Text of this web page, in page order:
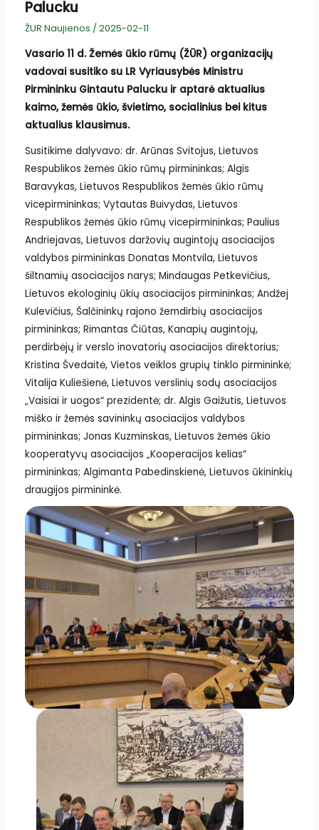
Palucku
ŽUR Naujienos / 2025-02-11
Vasario 11 d. Žemės ūkio rūmų (ŽŪR) organizacijų
vadovai susitiko su LR Vyriausybės Ministru
Pirmininku Gintautu Palucku ir aptarė aktualius
kaimo, žemės ūkio, švietimo, socialinius bei kitus
aktualius klausimus.
Susitikime dalyvavo: dr. Arūnas Svitojus, Lietuvos
Respublikos žemės ūkio rūmų pirmininkas; Algis
Baravykas, Lietuvos Respublikos žemės ūkio rūmų
vicepirmininkas; Vytautas Buivydas, Lietuvos
Respublikos žemės ūkio rūmų vicepirmininkas; Paulius
Andriejavas, Lietuvos daržovių augintojų asociacijos
valdybos pirmininkas Donatas Montvila, Lietuvos
šiltnamių asociacijos narys; Mindaugas Petkevičius,
Lietuvos ekologinių ūkių asociacijos pirmininkas; Andžej
Kulevičius, Šalčininkų rajono žemdirbių asociacijos
pirmininkas; Rimantas Čiūtas, Kanapių augintojų,
perdirbėjų ir verslo inovatorių asociacijos direktorius;
Kristina Švedaitė, Vietos veiklos grupių tinklo pirmininkė;
Vitalija Kuliešienė, Lietuvos verslinių sodų asociacijos
„Vaisiai ir uogos“ prezidentė; dr. Algis Gaižutis, Lietuvos
miško ir žemės savininkų asociacijos valdybos
pirmininkas; Jonas Kuzminskas, Lietuvos žemės ūkio
kooperatyvų asociacijos „Kooperacijos kelias“
pirmininkas; Algimanta Pabedinskienė, Lietuvos ūkininkių
draugijos pirmininkė.